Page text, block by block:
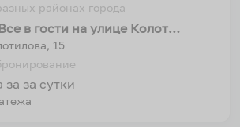
районах города
Апартаменты Все в гости на улице Колотилова 15
15
за за сутки